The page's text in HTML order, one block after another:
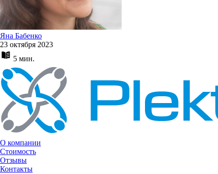
Яна Бабенко
23 октября 2023
5 мин.
О компании
Стоимость
Отзывы
Контакты